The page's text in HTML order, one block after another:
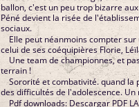
ballon, c'est un peu trop bizarre
Péné devient la risée de
sociaux.
Elle peut néanmoins compter
celui de ses coéquipières Florie,
Une team de championnes, et
terrain !
Sororité et combativité. quand la
des difficultés de l'adolescence. Un
Pdf downloads: Descargar PDF